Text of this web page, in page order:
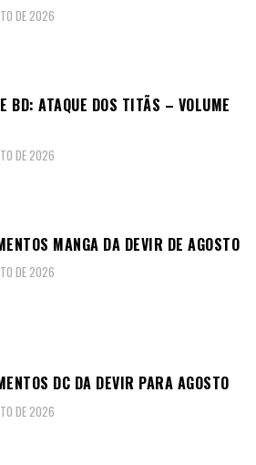
DE 2026
BD: ATAQUE DOS TITÃS – VOLUME
DE 2026
MANGA DA DEVIR DE AGOSTO
DE 2026
DC DA DEVIR PARA AGOSTO
DE 2026